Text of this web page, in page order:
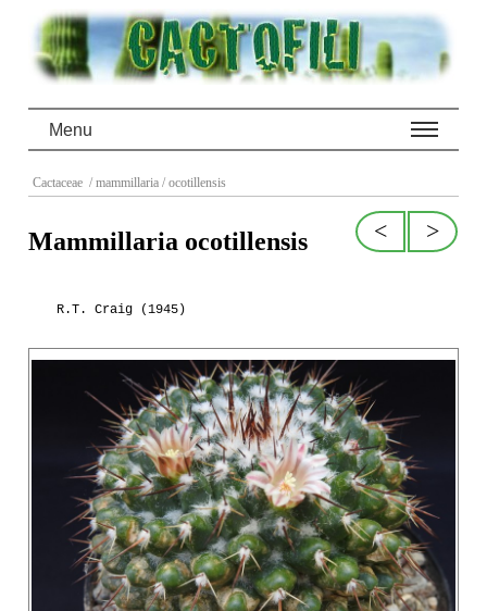
Menu
Cactaceae / mammillaria / ocotillensis
>
<
Mammillaria ocotillensis
R.T. Craig (1945)